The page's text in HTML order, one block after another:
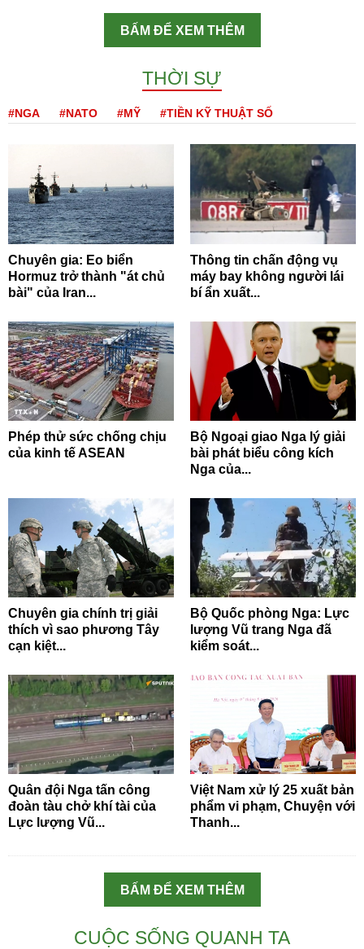
BẤM ĐỂ XEM THÊM
THỜI SỰ
#NGA #NATO #MỸ #TIỀN KỸ THUẬT SỐ
Chuyên gia: Eo biển
Hormuz trở thành "át chủ
bài" của Iran...
Thông tin chấn động vụ
máy bay không người lái
bí ẩn xuất...
Phép thử sức chống chịu
của kinh tế ASEAN
Bộ Ngoại giao Nga lý giải
bài phát biểu công kích
Nga của...
Chuyên gia chính trị giải
thích vì sao phương Tây
cạn kiệt...
Bộ Quốc phòng Nga: Lực
lượng Vũ trang Nga đã
kiểm soát...
Quân đội Nga tấn công
đoàn tàu chở khí tài của
Lực lượng Vũ...
Việt Nam xử lý 25 xuất bản
phẩm vi phạm, Chuyện với
Thanh...
BẤM ĐỂ XEM THÊM
CUỘC SỐNG QUANH TA